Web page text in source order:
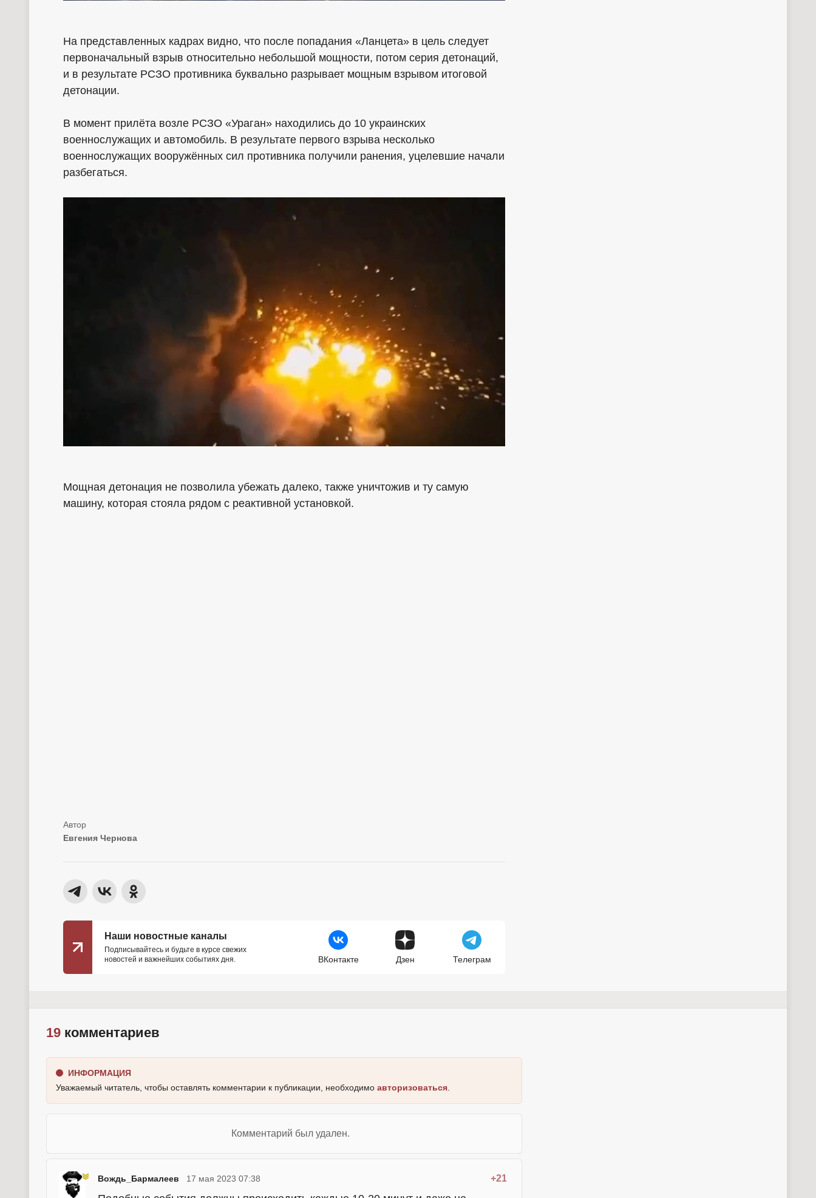
На представленных кадрах видно, что после попадания «Ланцета» в цель следует
первоначальный взрыв относительно небольшой мощности, потом серия детонаций,
и в результате РСЗО противника буквально разрывает мощным взрывом итоговой
детонации.
В момент прилёта возле РСЗО «Ураган» находились до 10 украинских
военнослужащих и автомобиль. В результате первого взрыва несколько
военнослужащих вооружённых сил противника получили ранения, уцелевшие начали
разбегаться.
Мощная детонация не позволила убежать далеко, также уничтожив и ту самую
машину, которая стояла рядом с реактивной установкой.
Евгения Чернова
Наши новостные каналы
Подписывайтесь и будьте в курсе свежих
новостей и важнейших событиях дня.
ВКонтакте Дзен Телеграм
19 комментариев
ИНФОРМАЦИЯ
Уважаемый читатель, чтобы оставлять комментарии к публикации, необходимо авторизоваться
Комментарий был удален.
Вождь_Бармалеев +21
17 мая 2023 07:38